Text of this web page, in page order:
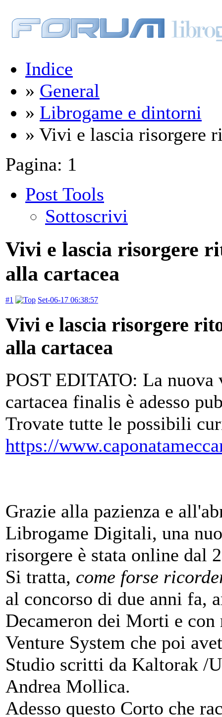
Indice
» General
» Librogame e dintorni
» Vivi e lascia risorgere
Pagina: 1
Post Tools
Sottoscrivi
Vivi e lascia risorgere
alla cartacea
#1 Set-06-17 06:38:57
Vivi e lascia risorgere
alla cartacea
POST EDITATO: La
cartacea finalis è adesso
Trovate tutte le possibili
https://
Grazie alla pazienza e
Librogame Digitali, una
risorgere è stata online dal
Si tratta, come forse
al concorso di due anni fa,
Decameron dei Morti e
Venture System che poi
Studio scritti da Kaltorak /
Andrea Mollica.
Adesso questo Corto che